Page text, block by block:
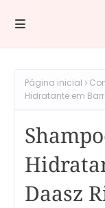
Página inicial
Hidratante em
Daasz